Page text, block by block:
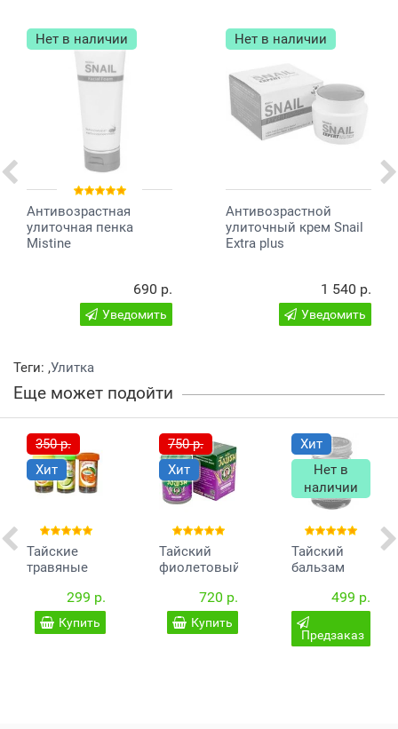
Нет в наличии
Антивозрастная
улиточная пенка
Mistine
690 р.
Уведомить
Нет в наличии
Антивозрастной
улиточный крем Snail
Extra plus
1 540 р.
Уведомить
Теги: ,Улитка
Еще может подойти
350 р.
Хит
Тайские
травяные
299 р.
Купить
750 р.
Хит
Тайский
фиолетовый
лемонграссом
Wang Prom
50 гр
720 р.
Купить
Хит
Нет в
наличии
Тайский
бальзам
основе яда
кобры 50 гр.
499 р.
Предзаказ